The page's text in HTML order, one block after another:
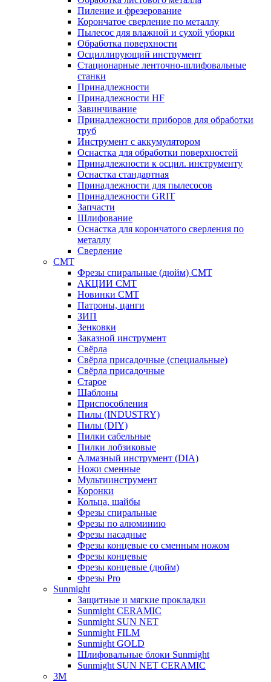
Пиление и фрезерование
Корончатое сверление по металлу
Пылесос для влажной и сухой уборки
Обработка поверхности
Осциллирующий инструмент
Стационарные ленточно-шлифовальные
станки
Принадлежности
Принадлежности HF
Завинчивание
Принадлежности приборов для обработки
труб
Инструмент с аккумулятором
Оснастка для обработки поверхностей
Принадлежности к осцил. инструменту
Оснастка стандартная
Принадлежности для пылесосов
Принадлежности GRIT
Запчасти
Шлифование
Оснастка для корончатого сверления по
металлу
Сверление
CMT
Фрезы спиральные (дюйм) СМТ
АКЦИИ СМТ
Новинки CMT
Патроны, цанги
ЗИП
Зенковки
Заказной инструмент
Свёрла
Свёрла присадочные (специальные)
Свёрла присадочные
Старое
Шаблоны
Приспособления
Пилы (INDUSTRY)
Пилы (DIY)
Пилки сабельные
Пилки лобзиковые
Алмазный инструмент (DIA)
Ножи сменные
Мультиинструмент
Коронки
Кольца, шайбы
Фрезы спиральные
Фрезы по алюминию
Фрезы насадные
Фрезы концевые со сменным ножом
Фрезы концевые
Фрезы концевые (дюйм)
Фрезы Pro
Sunmight
Защитные и мягкие прокладки
Sunmight CERAMIC
Sunmight SUN NET
Sunmight FILM
Sunmight GOLD
Шлифовальные блоки Sunmight
Sunmight SUN NET CERAMIC
3M